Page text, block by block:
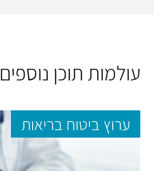
עולמות תוכן נוספים
ערוץ ביטוח בריאות